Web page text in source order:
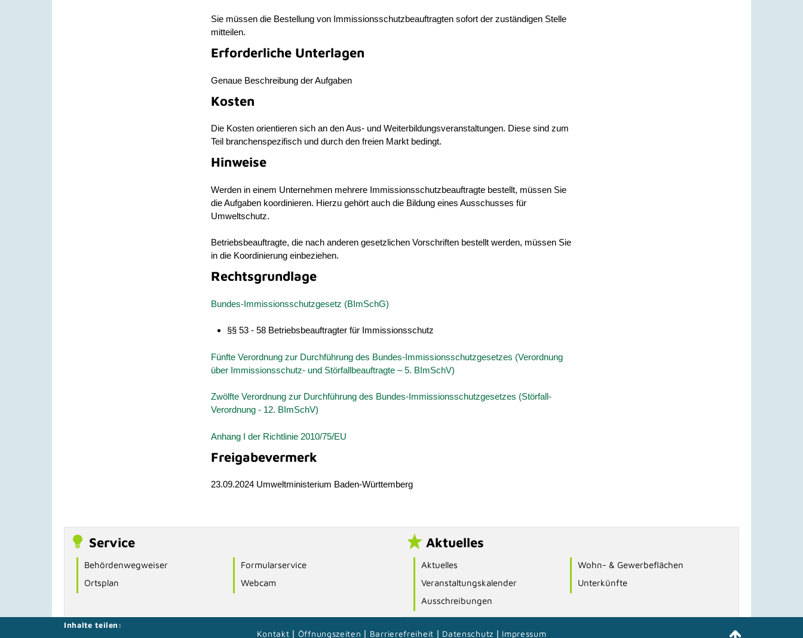
Sie müssen die Bestellung von Immissionsschutzbeauftragten sofort der zuständigen Stelle
mitteilen.
Erforderliche Unterlagen
Genaue Beschreibung der Aufgaben
Kosten
Die Kosten orientieren sich an den Aus- und Weiterbildungsveranstaltungen. Diese sind zum
Teil branchenspezifisch und durch den freien Markt bedingt.
Hinweise
Werden in einem Unternehmen mehrere Immissionsschutzbeauftragte bestellt, müssen Sie
die Aufgaben koordinieren. Hierzu gehört auch die Bildung eines Ausschusses für
Umweltschutz.
Betriebsbeauftragte, die nach anderen gesetzlichen Vorschriften bestellt werden, müssen Sie
in die Koordinierung einbeziehen.
Rechtsgrundlage
Bundes-Immissionsschutzgesetz (BImSchG)
§§ 53 - 58 Betriebsbeauftragter für Immissionsschutz
Fünfte Verordnung zur Durchführung des Bundes-Immissionsschutzgesetzes (Verordnung
über Immissionsschutz- und Störfallbeauftragte – 5. BImSchV)
Zwölfte Verordnung zur Durchführung des Bundes-Immissionsschutzgesetzes (Störfall-
Verordnung - 12. BImSchV)
Anhang I der Richtlinie 2010/75/EU
Freigabevermerk
23.09.2024 Umweltministerium Baden-Württemberg
Service
Behördenwegweiser
Formularservice
Ortsplan
Webcam
Aktuelles
Aktuelles
Wohn- & Gewerbeflächen
Veranstaltungskalender
Unterkünfte
Ausschreibungen
Inhalte teilen:
Kontakt | Öffnungszeiten | Barrierefreiheit | Datenschutz | Impressum